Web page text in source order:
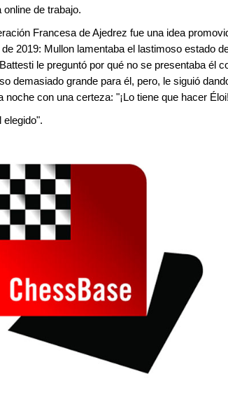
de trabajo.
Francesa de Ajedrez fue una idea
2019: Mullon lamentaba el lastimoso estado
le preguntó por qué no se presentaba él
demasiado grande para él, pero, le siguió
con una certeza: "¡Lo tiene que hacer
elegido".